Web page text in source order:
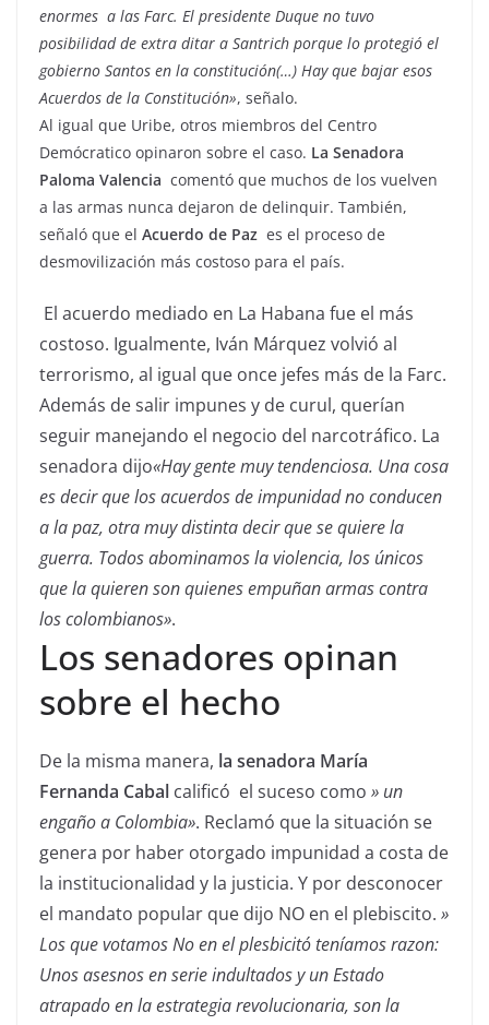
enormes a las Farc. El presidente Duque no tuvo
posibilidad de extra ditar a Santrich porque lo protegió el
gobierno Santos en la constitución(…) Hay que bajar esos
Acuerdos de la Constitución», señalo.
Al igual que Uribe, otros miembros del Centro
Demócratico opinaron sobre el caso. La Senadora
Paloma Valencia comentó que muchos de los vuelven
a las armas nunca dejaron de delinquir. También,
señaló que el Acuerdo de Paz es el proceso de
desmovilización más costoso para el país.
El acuerdo mediado en La Habana fue el más
costoso. Igualmente, Iván Márquez volvió al
terrorismo, al igual que once jefes más de la Farc.
Además de salir impunes y de curul, querían
seguir manejando el negocio del narcotráfico. La
senadora dijo«Hay gente muy tendenciosa. Una cosa
es decir que los acuerdos de impunidad no conducen
a la paz, otra muy distinta decir que se quiere la
guerra. Todos abominamos la violencia, los únicos
que la quieren son quienes empuñan armas contra
los colombianos».
Los senadores opinan
sobre el hecho
De la misma manera, la senadora María
Fernanda Cabal calificó el suceso como » un
engaño a Colombia». Reclamó que la situación se
genera por haber otorgado impunidad a costa de
la institucionalidad y la justicia. Y por desconocer
el mandato popular que dijo NO en el plebiscito. »
Los que votamos No en el plesbicitó teníamos razon:
Unos asesnos en serie indultados y un Estado
atrapado en la estrategia revolucionaria, son la